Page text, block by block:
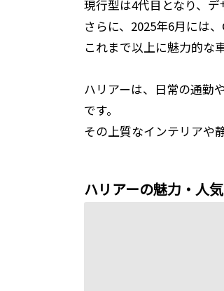
現行型は4代目となり、
さらに、2025年6月には
これまで以上に魅力的な
ハリアーは、日常の通勤
です。
その上質なインテリアや
ハリアーの魅力・人